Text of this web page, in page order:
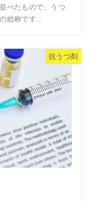
べたもので、うつ
総称です...
抗うつ剤